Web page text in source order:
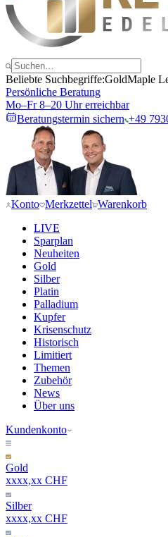
Beliebte Suchbegriffe:GoldMaple
Persönliche Beratung
Mo–Fr 8–20 Uhr erreichbar
Beratungstermin sichern +49
Konto Merkzettel Warenkorb
LIVE
Sparplan
Neuheiten
Gold
Silber
Platin
Palladium
Kupfer
Krisenschutz
Historisch
Limitiert
Themen
Zubehör
News
Über uns
Kundenkonto
Gold
xxxx,xx CHF
Silber
xxxx,xx CHF